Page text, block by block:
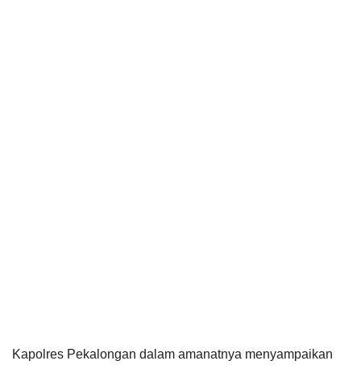
Kapolres Pekalongan dalam amanatnya menyampaikan